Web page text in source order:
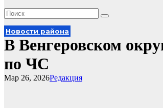
Новости района
В Венгеровском
по ЧС
Редакция
Мар 26, 2026